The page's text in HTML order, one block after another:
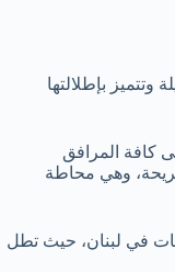
وتتميز بإطلالتها
كافة المرافق
مريحة، وهي محاطة
في لبنان، حيث تطل